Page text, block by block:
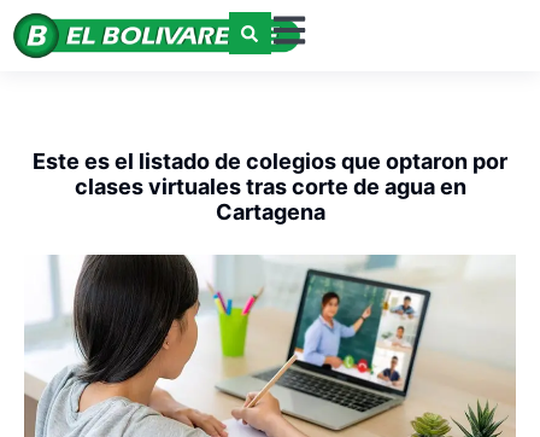
Este es el listado de colegios que optaron por
clases virtuales tras corte de agua en
Cartagena